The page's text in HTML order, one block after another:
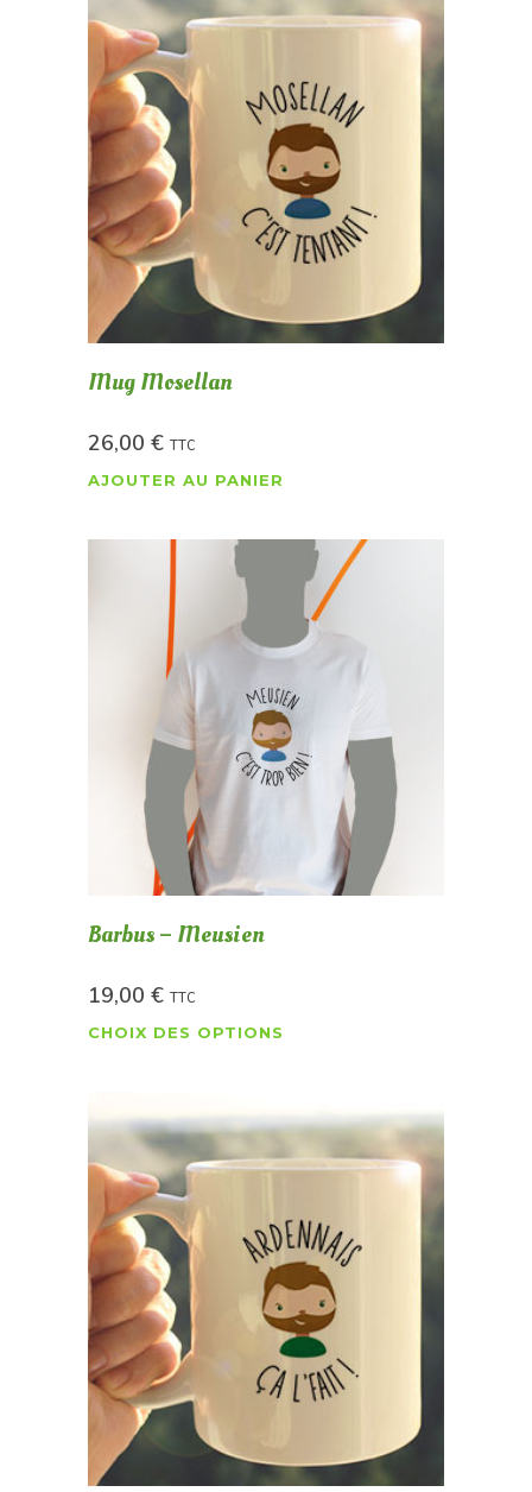
Mug Mosellan
26,00 € TTC
AJOUTER AU PANIER
Barbus – Meusien
19,00 € TTC
CHOIX DES OPTIONS